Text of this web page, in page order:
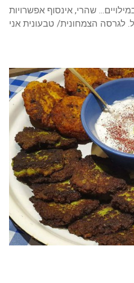
שהרי, אינסוף אפשרויות
לגרסה הצמחונית/ טבעונית אני